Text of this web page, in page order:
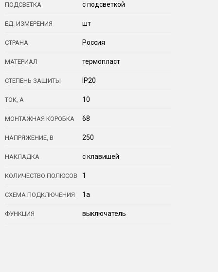
ПОДСВЕТКА с подсветкой
ЕД. ИЗМЕРЕНИЯ шт
СТРАНА Россия
МАТЕРИАЛ термопласт
СТЕПЕНЬ ЗАЩИТЫ IP20
ТОК, А 10
МОНТАЖНАЯ КОРОБКА 68
НАПРЯЖЕНИЕ, В 250
НАКЛАДКА с клавишей
КОЛИЧЕСТВО ПОЛЮСОВ 1
СХЕМА ПОДКЛЮЧЕНИЯ 1a
ФУНКЦИЯ выключатель